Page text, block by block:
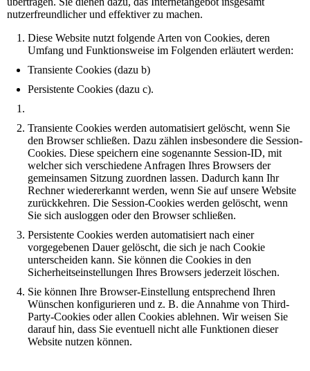
nutzerfreundlicher und effektiver zu machen.
Diese Website nutzt folgende Arten von Cookies, deren
Umfang und Funktionsweise im Folgenden erläutert werden:
Transiente Cookies (dazu b)
Persistente Cookies (dazu c).
Transiente Cookies werden automatisiert gelöscht, wenn Sie
den Browser schließen. Dazu zählen insbesondere die Session-
Cookies. Diese speichern eine sogenannte Session-ID, mit
welcher sich verschiedene Anfragen Ihres Browsers der
gemeinsamen Sitzung zuordnen lassen. Dadurch kann Ihr
Rechner wiedererkannt werden, wenn Sie auf unsere Website
zurückkehren. Die Session-Cookies werden gelöscht, wenn
Sie sich ausloggen oder den Browser schließen.
Persistente Cookies werden automatisiert nach einer
vorgegebenen Dauer gelöscht, die sich je nach Cookie
unterscheiden kann. Sie können die Cookies in den
Sicherheitseinstellungen Ihres Browsers jederzeit löschen.
Sie können Ihre Browser-Einstellung entsprechend Ihren
Wünschen konfigurieren und z. B. die Annahme von Third-
Party-Cookies oder allen Cookies ablehnen. Wir weisen Sie
darauf hin, dass Sie eventuell nicht alle Funktionen dieser
Website nutzen können.